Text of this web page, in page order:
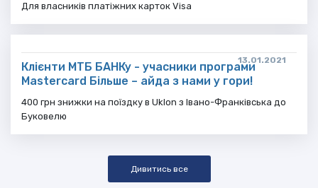
Для власників платіжних карток Visa
13.01.2021
Клієнти МТБ БАНКу - учасники програми
Mastercard Більше – айда з нами у гори!
400 грн знижки на поїздку в Uklon з Івано-Франківська до
Буковелю
Дивитись все